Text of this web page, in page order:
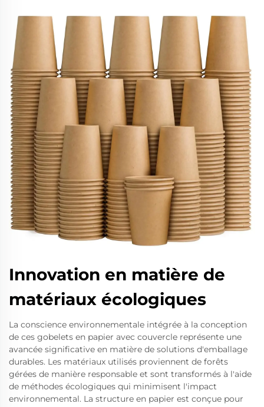
Innovation en matière de
matériaux écologiques
La conscience environnementale intégrée à la conception
de ces gobelets en papier avec couvercle représente une
avancée significative en matière de solutions d'emballage
durables. Les matériaux utilisés proviennent de forêts
gérées de manière responsable et sont transformés à l'aide
de méthodes écologiques qui minimisent l'impact
environnemental. La structure en papier est conçue pour